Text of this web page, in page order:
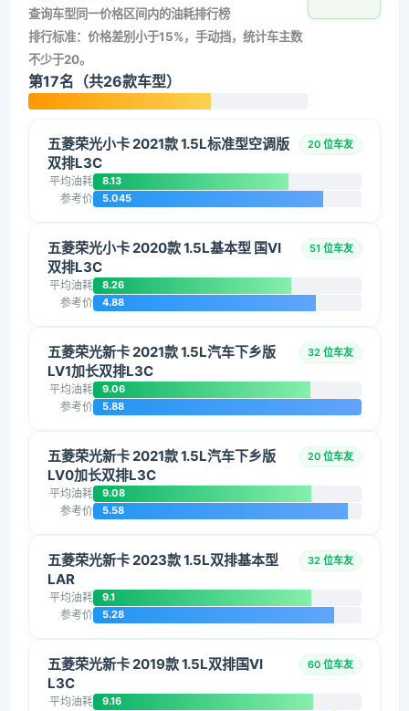
查询车型同一价格区间内的油耗排行榜
排行标准：价格差别小于15%，手动挡，统计车主数
不少于20。
第17名（共26款车型）
五菱荣光小卡 2021款 1.5L标准型空调版
双排L3C
20 位车友
平均油耗 8.13
参考价 5.045
五菱荣光小卡 2020款 1.5L基本型 国VI
双排L3C
51 位车友
平均油耗 8.26
参考价 4.88
五菱荣光新卡 2021款 1.5L汽车下乡版
LV1加长双排L3C
32 位车友
平均油耗 9.06
参考价 5.88
五菱荣光新卡 2021款 1.5L汽车下乡版
LV0加长双排L3C
20 位车友
平均油耗 9.08
参考价 5.58
五菱荣光新卡 2023款 1.5L双排基本型
LAR
32 位车友
平均油耗 9.1
参考价 5.28
五菱荣光新卡 2019款 1.5L双排国VI
L3C
60 位车友
平均油耗 9.16